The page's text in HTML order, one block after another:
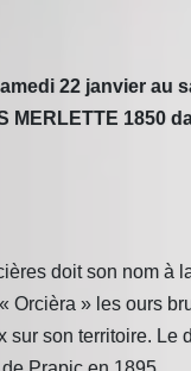
22 janvier au
MERLETTE 1850
doit son nom à
Orcièra » les ours
sur son territoire. Le